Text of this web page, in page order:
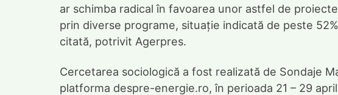
ar schimba radical în favoarea unor astfel de
prin diverse programe, situație indicată de peste
citată, potrivit Agerpres.
Cercetarea sociologică a fost realizată de Sondaje
platforma despre-energie.ro, în perioada 21 – 29